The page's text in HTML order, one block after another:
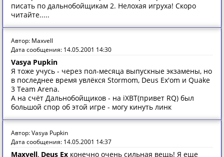
писать по дальнобойщикам 2. Нелохая игруха! Скоро
читайте.....
Автор: Maxvell
Дата сообщения: 14.05.2001 14:30
Vasya Pupkin
Я тоже учусь - через пол-месяца выпускные экзамены, но
в последнее время увлёкся Stormom, Deus Ex'om и Quake
3 Team Arena.
А на счёт Дальнобойщиков - на iXBT(привет RQ) был
большой спор об этой игре - могу кинуть линк
Автор: Vasya Pupkin
Дата сообщения: 14.05.2001 14:37
Maxvell, Deus Ex конечно очень сильная вещь! Я еще